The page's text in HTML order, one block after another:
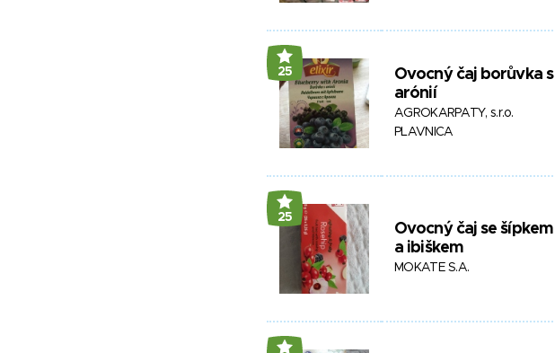
25
Ovocný čaj borůvka s
arónií
AGROKARPATY, s.r.o.
PLAVNICA
25
Ovocný čaj se šípkem
a ibiškem
MOKATE S.A.